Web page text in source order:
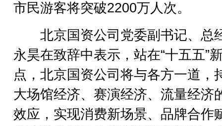
市民游客将突破2200万人次。
北京国资公司党委副书记、总
永昊在致辞中表示，站在“十五五”
点，北京国资公司将与各方一道，
大场馆经济、赛演经济、流量经济
效应，实现消费新场景、品牌合作